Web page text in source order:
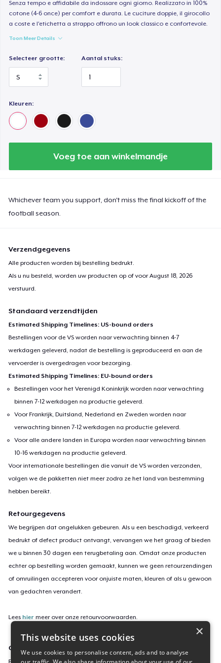
Senza tempo e affidabile da indossare ogni giorno. Realizzato in 100%
cotone (4-6 once) per comfort e durata. Le cuciture doppie, il girocollo
a coste e l'etichetta a strappo offrono un look classico e confortevole.
Toon Meer Details
Selecteer grootte: Aantal stuks:
Kleuren:
Voeg toe aan winkelmandje
Whichever team you support, don't miss the final kickoff of the
football season.
Verzendgegevens
Alle producten worden bij bestelling bedrukt.
Als u nu besteld, worden uw producten op of voorAugust 18, 2026
verstuurd.
Standaard verzendtijden
Estimated Shipping Timelines: US-bound orders
Bestellingen voor de VS worden naar verwachting binnen 4-7
werkdagen geleverd, nadat de bestelling is geproduceerd en aan de
vervoerder is overgedragen voor bezorging.
Estimated Shipping Timelines: EU-bound orders
Bestellingen voor het Verenigd Koninkrijk worden naar verwachting
binnen 7-12 werkdagen na productie geleverd.
Voor Frankrijk, Duitsland, Nederland en Zweden worden naar
verwachting binnen 7-12 werkdagen na productie geleverd.
Voor alle andere landen in Europa worden naar verwachting binnen
10-16 werkdagen na productie geleverd.
Voor internationale bestellingen die vanuit de VS worden verzonden,
volgen we de pakketten niet meer zodra ze het land van bestemming
hebben bereikt.
Retourgegevens
We begrijpen dat ongelukken gebeuren. Als u een beschadigd, verkeerd
bedrukt of defect product ontvangt, vervangen we het graag of bieden
we u binnen 30 dagen een terugbetaling aan. Omdat onze producten
echter op bestelling worden gemaakt, kunnen we geen retourzendingen
of omruilingen accepteren voor onjuiste maten, kleuren of als u gewoon
van gedachten verandert.
Lees hier meer over onze retourvoorwaarden.
Campagne-ID
×
This website uses cookies
We use cookies to personalise content, ads and to analyse